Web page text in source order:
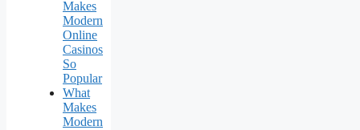
Makes
Modern
Online
Casinos
So
Popular
What
Makes
Modern